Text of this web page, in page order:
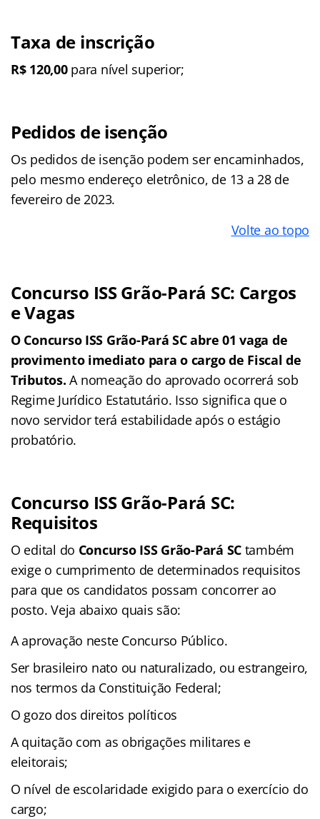
Taxa de inscrição
R$ 120,00para nível superior;
Pedidos de isenção
Os pedidos de isenção podem ser encaminhados,
pelo mesmo endereço eletrônico, de 13 a 28 de
fevereiro de 2023.
Volte ao topo
Concurso ISS Grão-Pará SC: Cargos
e Vagas
O Concurso ISS Grão-Pará SC abre 01 vaga de
provimento imediato para o cargo de Fiscal de
Tributos.A nomeação do aprovado ocorrerá sob
Regime Jurídico Estatutário. Isso significa que o
novo servidor terá estabilidade após o estágio
probatório.
Concurso ISS Grão-Pará SC:
Requisitos
O edital do Concurso ISS Grão-Pará SC também
exige o cumprimento de determinados requisitos
para que os candidatos possam concorrer ao
posto. Veja abaixo quais são:
A aprovação neste Concurso Público.
Ser brasileiro nato ou naturalizado, ou estrangeiro,
nos termos da Constituição Federal;
O gozo dos direitos políticos
A quitação com as obrigações militares e
eleitorais;
O nível de escolaridade exigido para o exercício do
cargo;